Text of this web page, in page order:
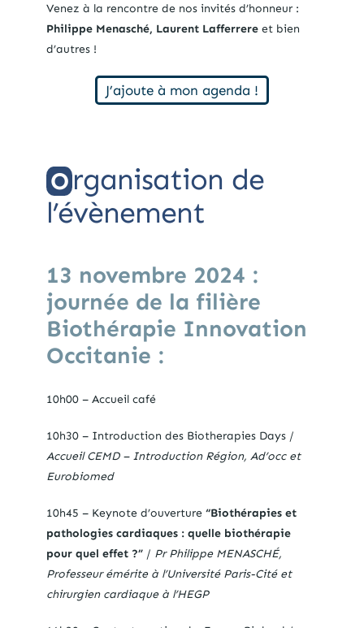
Venez à la rencontre de nos invités d’honneur :
Philippe Menasché, Laurent Lafferrereet bien
d’autres !
J’ajoute à mon agenda !
Organisation de
l’évènement
13 novembre 2024 :
journée de la filière
Biothérapie Innovation
Occitanie :
10h00 – Accueil café
10h30 – Introduction des Biotherapies Days /
Accueil CEMD – Introduction Région, Ad’occ et
Eurobiomed
10h45 – Keynote d’ouverture “Biothérapies et
pathologies cardiaques : quelle biothérapie
pour quel effet ?”/ Pr Philippe MENASCHÉ,
Professeur émérite à l’Université Paris-Cité et
chirurgien cardiaque à l’HEGP